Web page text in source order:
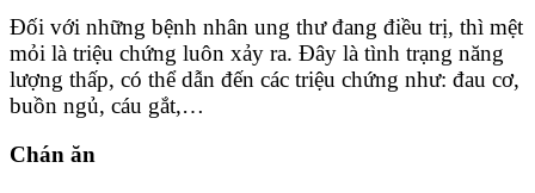
Đối với những bệnh nhân ung thư đang điều trị, thì mệt
mỏi là triệu chứng luôn xảy ra. Đây là tình trạng năng
lượng thấp, có thể dẫn đến các triệu chứng như: đau cơ,
buồn ngủ, cáu gắt,…
Chán ăn